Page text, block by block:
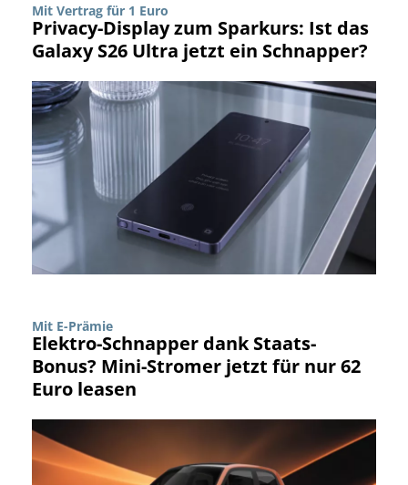
Mit Vertrag für 1 Euro
Privacy-Display zum Sparkurs: Ist das
Galaxy S26 Ultra jetzt ein Schnapper?
Mit E-Prämie
Elektro-Schnapper dank Staats-
Bonus? Mini-Stromer jetzt für nur 62
Euro leasen